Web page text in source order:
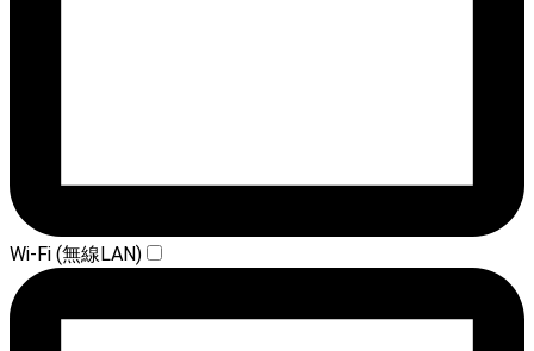
Wi-Fi (無線LAN)